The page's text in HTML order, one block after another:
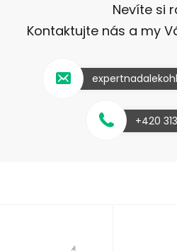
Nevíte si
Kontaktujte nás a my
+420